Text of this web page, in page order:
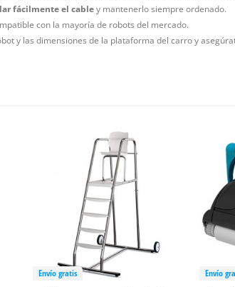
fácilmente el cabley mantenerlo siempre ordenado.
con la mayoría de robots del mercado.
y las dimensiones de la plataforma del carro y
Envío gratis Envío